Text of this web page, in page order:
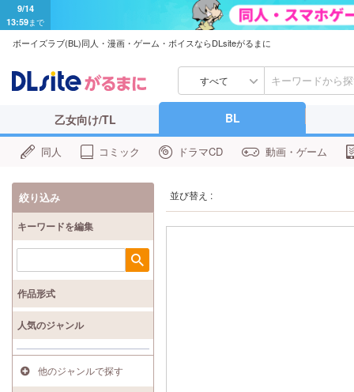
9/14
13:59まで
ボーイズラブ(BL)同人・漫画・ゲーム・ボイスならDLsiteがるまに
すべて
乙女向け/TL BL
同人 コミック ドラマCD 動画・ゲーム
並び替え :
絞り込み
キーワードを編集
検索
作品形式
人気のジャンル
他のジャンルで探す